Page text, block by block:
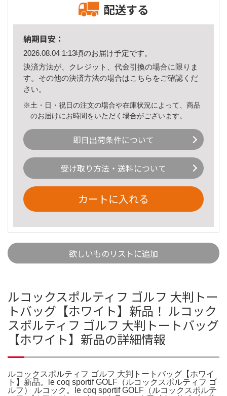
配送する
納期目安：
2026.08.04 1:13頃のお届け予定です。
決済方法が、クレジット、代金引換の場合に限りま
す。その他の決済方法の場合はこちら をご確認くだ
さい。
※土・日・祝日の注文の場合や在庫状況によって、商品
のお届けにお時間をいただく場合がございます。
即日出荷条件について
受け取り方法・送料について
カートに入れる
欲しいものリストに追加
ルコックスポルティフ ゴルフ 大判トー
トバッグ【ホワイト】新品！ ルコック
スポルティフ ゴルフ 大判トートバッグ
【ホワイト】新品の詳細情報
ルコックスポルティフ ゴルフ 大判トートバッグ【ホワイ
ト】新品。le coq sportif GOLF（ルコックスポルティフ ゴ
ルフ） ルコック。le coq sportif GOLF（ルコックスポルテ